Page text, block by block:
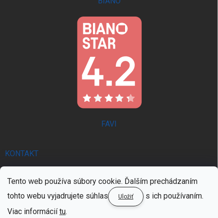
Tento web používa súbory cookie. Ďalším prechádzaním
tohto webu vyjadrujete súhlas
Uložiť
s ich používaním.
Viac informáciítu.
FAVI
KONTAKT
trendie.sk
0902 521 357 | PON - PIA 8:00 - 16:00
0902 521 357 | PON - PIA 8:00 - 16:00